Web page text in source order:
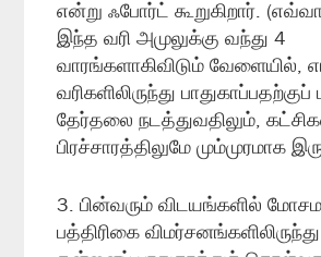
என்று ஃபோர்ட் கூறுகிறார்.
இந்த வரி அமுலுக்கு வந்து 4
வாரங்களாகிவிடும்
வரிகளிலிருந்து
தேர்தலை நடத்துவதிலும்,
பிரச்சாரத்திலுமே மும்முரமாக
3. பின்வரும் விடயங்களில்
பத்திரிகை